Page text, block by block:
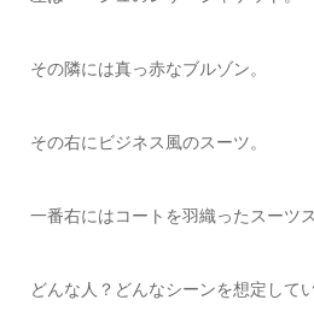
その隣には真っ赤なブルゾン。
その右にビジネス風のスーツ。
一番右にはコートを羽織ったスーツス
どんな人？どんなシーンを想定して